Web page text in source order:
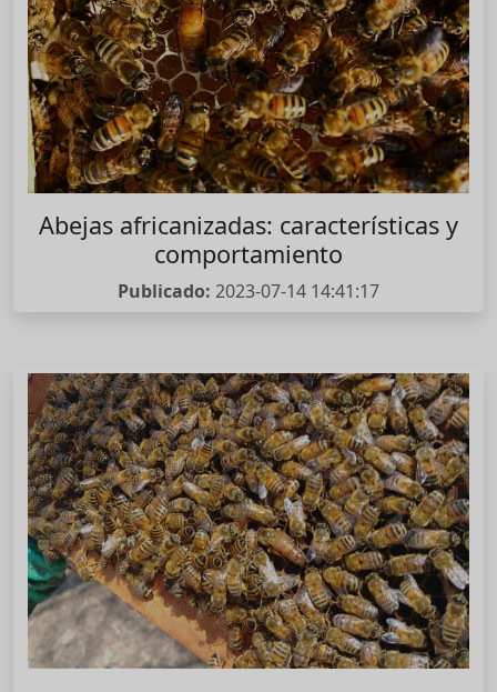
Abejas africanizadas: características y
comportamiento
Publicado: 2023-07-14 14:41:17